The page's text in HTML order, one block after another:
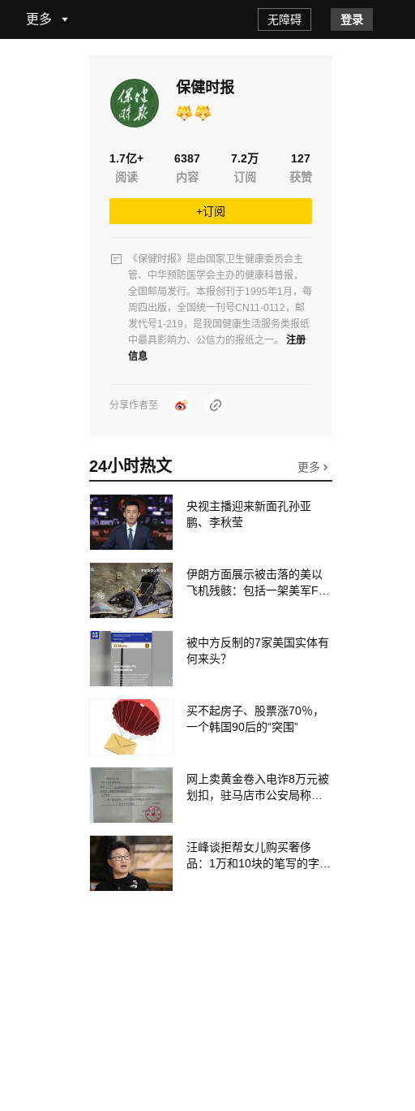
更多 登录
无障碍
保健时报
1.7亿+
阅读
6387
内容
7.2万
订阅
127
获赞
+订阅
《保健时报》是由国家卫生健康委员会主
管、中华预防医学会主办的健康科普报，
全国邮局发行。本报创刊于1995年1月，每
周四出版，全国统一刊号CN11-0112，邮
发代号1-219，是我国健康生活服务类报纸
中最具影响力、公信力的报纸之一。
注册
信息
分享作者至
24小时热文 更多
央视主播迎来新面孔孙亚
鹏、李秋莹
伊朗方面展示被击落的美以
飞机残骸：包括一架美军F-1
被中方反制的7家美国实体有
何来头？
买不起房子、股票涨70％，
一个韩国90后的“突围”
网上卖黄金卷入电诈8万元被
划扣，驻马店市公安局称新
汪峰谈拒帮女儿购买奢侈
品：1万和10块的笔写的字一